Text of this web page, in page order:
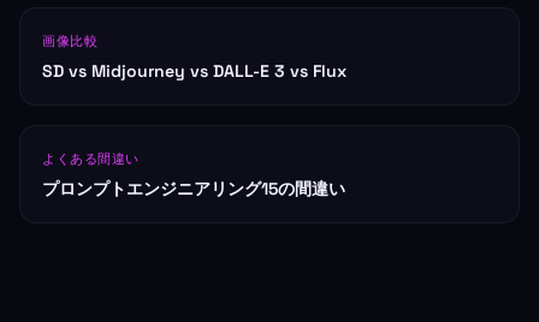
画像比較
SD vs Midjourney vs DALL-E 3 vs Flux
よくある間違い
プロンプトエンジニアリング15の間違い